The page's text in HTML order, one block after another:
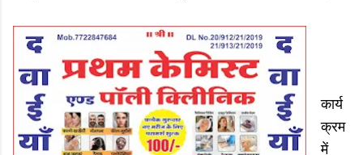
कार्य
क्रम
में